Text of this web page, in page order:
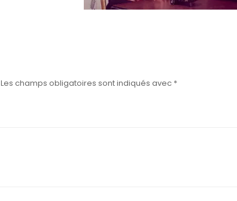
Les champs obligatoires sont indiqués avec *